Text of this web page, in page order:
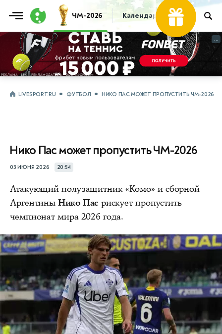
ЧМ-2026 Календарь Таблица
...
...
LIVESPORT.RU ФУТБОЛ НИКО ПАС МОЖЕТ ПРОПУСТИТЬ ЧМ-2026
Нико Пас может пропустить ЧМ-2026
03 ИЮНЯ 2026 20:54
Атакующий полузащитник «Комо» и сборной
АргентиныНико Пас рискует пропустить
чемпионат мира 2026 года.